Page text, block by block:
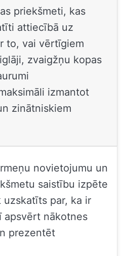
priekšmeti, kas
attiecībā uz
to, vai vērtīgiem
zvaigžņu kopas
izmantot
zinātniskiem
novietojumu un
saistību izpēte
par, ka ir
apsvērt nākotnes
prezentēt